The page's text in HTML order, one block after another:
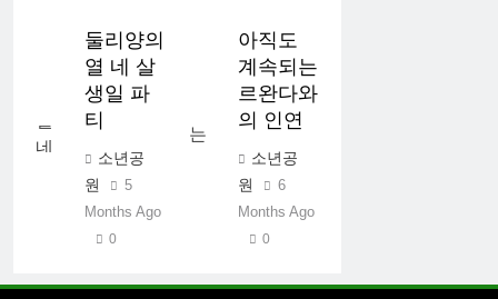
둘리양의
열 네 살
생일 파
티
소년공
원
5
Months Ago
0
아직도
계속되는
르완다와
의 인연
소년공
원
6
Months Ago
0